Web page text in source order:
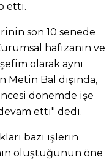
etti.
son 10 senede
hafızanın ve
olarak aynı
Bal dışında,
dönemde işe
etti" dedi.
bazı işlerin
oluştuğunun öne